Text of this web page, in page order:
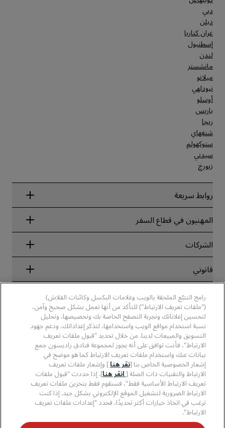
دبي
دبلن
غران كناريا
إسطنبول
لندن
مانشستر
ميلانو
نيودلهي
أوسلو
باريس
ريجا
شنغهاي
ستوكهولم
سيدني
زيورخ
روابط سريعة
Radisson Rewards
ضمان أفضل سعر حجز عبر الإنترنت
Blog
الوجهات
تطبيق فنادق راديسون
الفنادق المعتمدة في مجال الرياضة
فنادق مناسبة للعائلات
الصحة والسلامة
المهنيون في قطاع السفر
الشركاء
الشركات
مجموعة فنادق راديسون
وسائل الإعلام
الوظائف، مجموعة فنادق PPHE
الوظائف في مجموعة فنادق EHL
The Club by RHG
فرص التنمية
الأعمال المسؤولة
المشتريات
قانوني
الإشعار القانوني
شروط برنامج Radisson Rewards وأحكامه
اتفاقية استخدام الموقع
سهولة التصفح الرقمي
بيان الرق ّ المعاصر
مساعدة
تنبيهات للمستهلكين
بيانات الاتصال
الأسئلة الشائعة
خريطة الموقع
وسائل التواصل الاجتماعي
علامات فنادق راديسون التجارية
رامج التتبّع الملحقة بالويب وعلامات البكسل وكائنات الفلاش)
("ملفات تعريف الارتباط") للتأكد من أنها تعمل بشكل صحيح وآمن،
لتحسين إعلاناتك وتجربة التصفح الخاصة بك وتخصيصها، وتحليل
نسبة استخدام مواقع الويب واستخدامها، لتذكر إعداداتك، ودعم جهود
التسويق والمبيعات لدينا. من خلال تحديد "قبول ملفات تعريف
الارتباط"، فأنت توافق على أنه يجوز لمجموعة فنادق راديسون جمع
بيانات عنك واستخدام ملفات تعريف الارتباط كما هو موضح في
إشعار الخصوصية الخاص بنا [نقر هنا ] وإشعار ملفات تعريف
الارتباط والتقنيات ذات الصلة [ انقر هنا]. إذا حددت "قبول ملفات
تعريف الارتباط الأساسية فقط"، فسنقوم فقط بتخزين ملفات تعريف
الارتباط الضرورية لتشغيل الموقع الإلكتروني بشكل جيد. إذا كنت
ترغب في اتخاذ خيارات أكثر تحديدًا، فحدد "إعدادات ملفات تعريف
الارتباط".